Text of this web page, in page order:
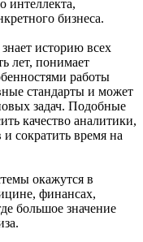
интеллекта,
бизнеса.
историю всех
лет, понимает
работы
стандарты и может
задач. Подобные
качество аналитики,
сократить время на
окажутся в
финансах,
большое значение